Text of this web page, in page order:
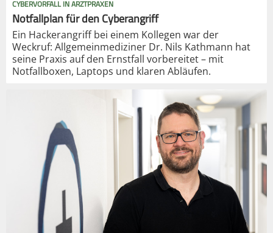
CYBERVORFALL IN ARZTPRAXEN
Notfallplan für den Cyberangriff
Ein Hackerangriff bei einem Kollegen war der
Weckruf: Allgemeinmediziner Dr. Nils Kathmann hat
seine Praxis auf den Ernstfall vorbereitet – mit
Notfallboxen, Laptops und klaren Abläufen.